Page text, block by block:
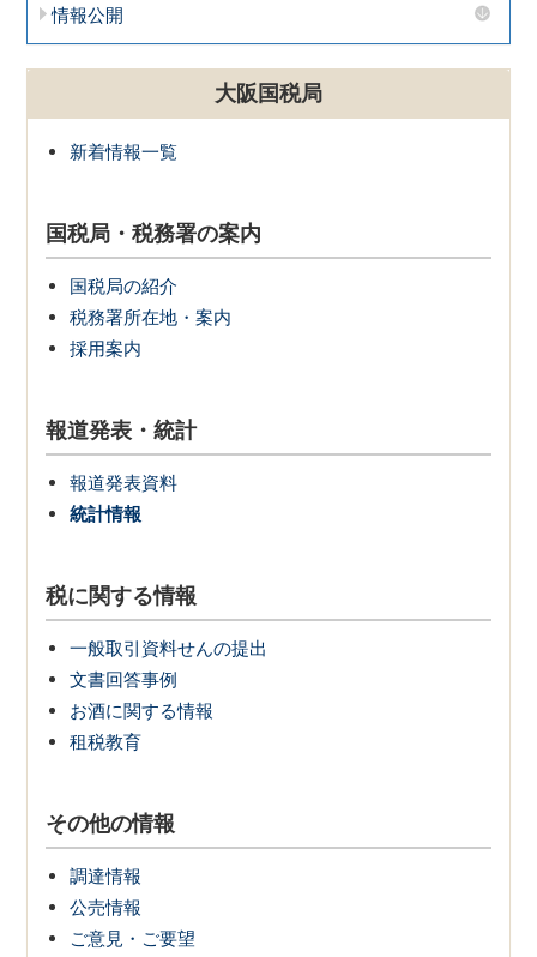
情報公開
大阪国税局
新着情報一覧
国税局・税務署の案内
国税局の紹介
税務署所在地・案内
採用案内
報道発表・統計
報道発表資料
統計情報
税に関する情報
一般取引資料せんの提出
文書回答事例
お酒に関する情報
租税教育
その他の情報
調達情報
公売情報
ご意見・ご要望